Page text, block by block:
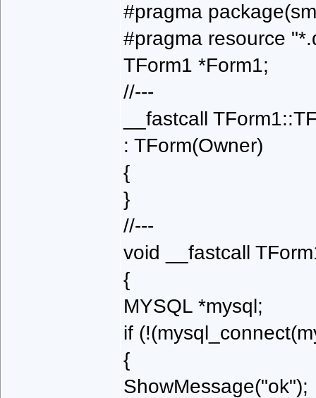
#pragma
#pragma resource
TForm1 *Form1;
//---
__fastcall
: TForm(Owner)
{
}
//---
void __fastcall
{
MYSQL *mysql;
if
{
ShowMessage("ok");